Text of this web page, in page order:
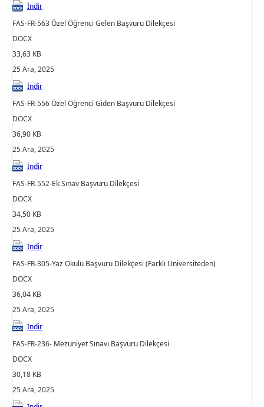
İndir
FAS-FR-563 Özel Öğrenci Gelen Başvuru Dilekçesi
DOCX
33,63 KB
25 Ara, 2025
İndir
FAS-FR-556 Özel Öğrenci Giden Başvuru Dilekçesi
DOCX
36,90 KB
25 Ara, 2025
İndir
FAS-FR-552-Ek Sınav Başvuru Dilekçesi
DOCX
34,50 KB
25 Ara, 2025
İndir
FAS-FR-305-Yaz Okulu Başvuru Dilekçesi (Farklı Üniversiteden)
DOCX
36,04 KB
25 Ara, 2025
İndir
FAS-FR-236- Mezuniyet Sınavı Başvuru Dilekçesi
DOCX
30,18 KB
25 Ara, 2025